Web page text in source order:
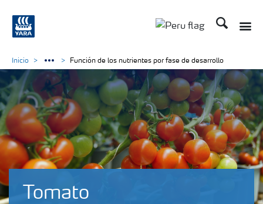
Buscar
Tomato
Inicio Función de los nutrientes por fase de desarrollo